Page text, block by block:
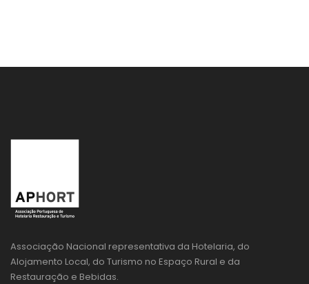
Associação Nacional representativa da Hotelaria, do
Alojamento Local, do Turismo no Espaço Rural e da
Restauração e Bebidas.